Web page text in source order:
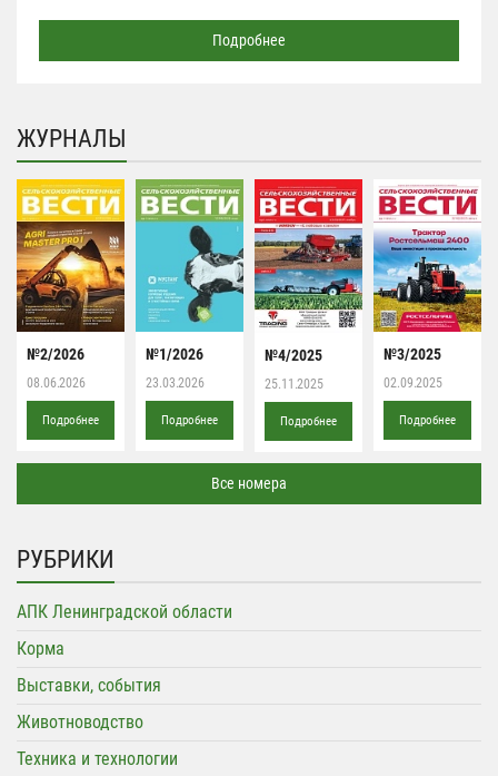
Подробнее
ЖУРНАЛЫ
№2/2026
08.06.2026
Подробнее
№1/2026
23.03.2026
Подробнее
№4/2025
25.11.2025
Подробнее
№3/2025
02.09.2025
Подробнее
Все номера
РУБРИКИ
АПК Ленинградской области
Корма
Выставки, события
Животноводство
Техника и технологии